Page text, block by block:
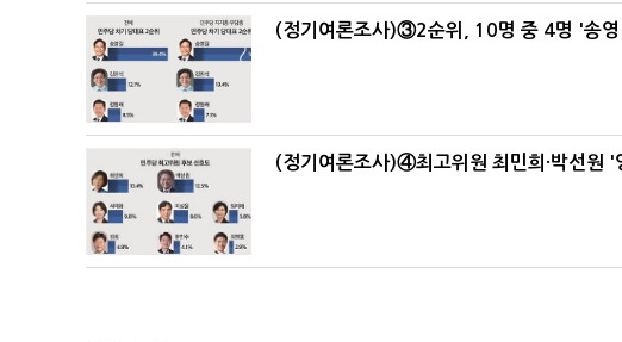
(정기여론조사)③2순위, 10명 중 4명 '송
(정기여론조사)④최고위원 최민희·박선원 '